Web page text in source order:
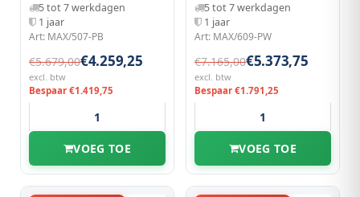
5 tot 7 werkdagen
1 jaar
Art: MAX/507-PB
€5.679,00€4.259,25
excl. btw
Bespaar €1.419,75
VOEG TOE
5 tot 7 werkdagen
1 jaar
Art: MAX/609-PW
€7.165,00€5.373,75
excl. btw
Bespaar €1.791,25
VOEG TOE